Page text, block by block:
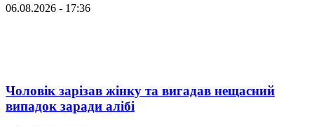
06.08.2026 - 17:36
Чоловік зарізав жінку та вигадав нещасний
випадок заради алібі